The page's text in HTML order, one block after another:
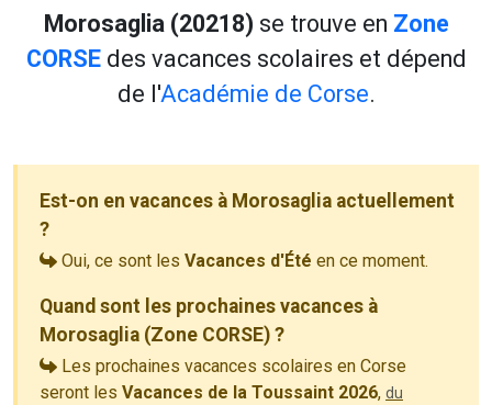
Morosaglia (20218) se trouve en Zone
CORSEdes vacances scolaires et dépend
de l'Académie de Corse.
Est-on en vacances à Morosaglia actuellement
?
Oui, ce sont les Vacances d'Été en ce moment.
Quand sont les prochaines vacances à
Morosaglia (Zone CORSE) ?
Les prochaines vacances scolaires en Corse
seront les Vacances de la Toussaint 2026, du